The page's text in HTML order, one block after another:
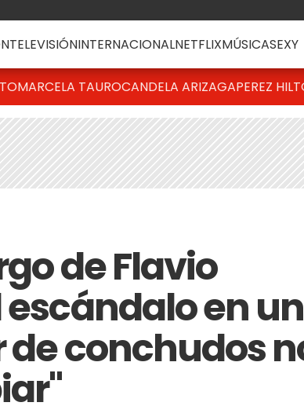
TELEVISIÓNINTERNACIONALNETFLIXMÚSICASEXY
MARCELA TAUROCANDELA ARIZAGAPEREZ
de Flavio
en
conchudos